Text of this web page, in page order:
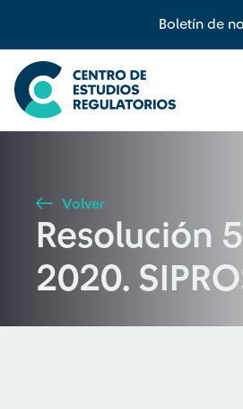
Boletín de
Búsqueda
Seleccione país
Buscar
Volver
Resolución
2020.